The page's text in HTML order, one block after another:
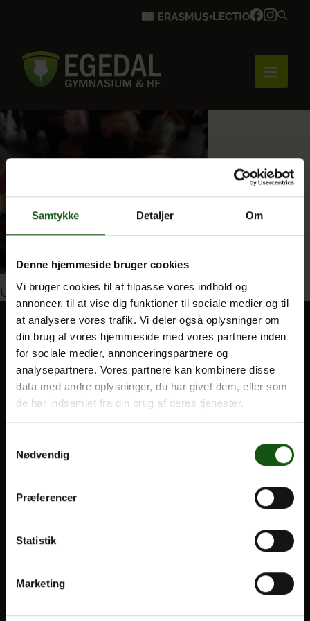
Samtykke Detaljer Om
Denne hjemmeside bruger cookies
Vi bruger cookies til at tilpasse vores indhold og
annoncer, til at vise dig funktioner til sociale medier og til
at analysere vores trafik. Vi deler også oplysninger om
din brug af vores hjemmeside med vores partnere inden
for sociale medier, annonceringspartnere og
analysepartnere. Vores partnere kan kombinere disse
data med andre oplysninger, du har givet dem, eller som
de har indsamlet fra din brug af deres tjenester.
Nødvendig
Præferencer
Statistik
Marketing
Forside
Brobygning
Vores uddannelser
Om E.G.
Indlægsnavigation
Udgivet iSalsafest
BLIV ELEV
Optagelse
Til forældre
STX
Alle fag og valgfag
OM E.G.
Nyheder